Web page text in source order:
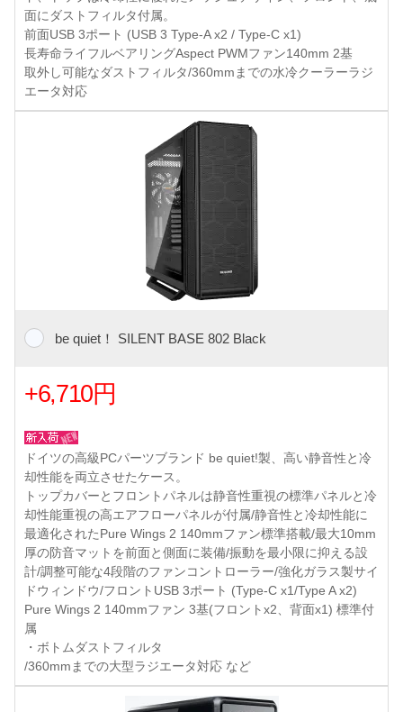
面にダストフィルタ付属。
前面USB 3ポート (USB 3 Type-A x2 / Type-C x1)
長寿命ライフルベアリングAspect PWMファン140mm 2基
取外し可能なダストフィルタ/360mmまでの水冷クーラーラジ
エータ対応
be quiet！ SILENT BASE 802 Black
+6,710円
ドイツの高級PCパーツブランド be quiet!製、高い静音性と冷
却性能を両立させたケース。
トップカバーとフロントパネルは静音性重視の標準パネルと冷
却性能重視の高エアフローパネルが付属/静音性と冷却性能に
最適化されたPure Wings 2 140mmファン標準搭載/最大10mm
厚の防音マットを前面と側面に装備/振動を最小限に抑える設
計/調整可能な4段階のファンコントローラー/強化ガラス製サイ
ドウィンドウ/フロントUSB 3ポート (Type-C x1/Type A x2)
Pure Wings 2 140mmファン 3基(フロントx2、背面x1) 標準付
属
・ボトムダストフィルタ
/360mmまでの大型ラジエータ対応 など